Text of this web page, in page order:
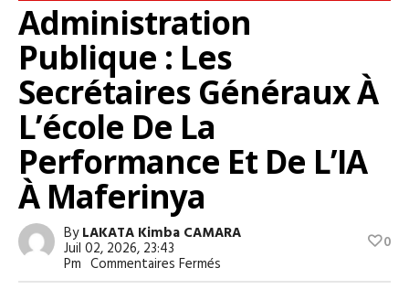
Administration
Publique : Les
Secrétaires Généraux À
L’école De La
Performance Et De L’IA
À Maferinya
ByLAKATA Kimba CAMARA
Juil 02, 2026, 23:43
Pm Commentaires Fermés
Administration
0